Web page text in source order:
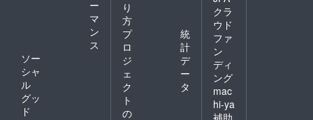
ー
マ
ン
ス
ソー
シャ
ル
グッ
ド
り
方
プ
ロ
ジ
ェ
ク
ト
の
統
計
デ
ー
タ
クラ
ウド
ファ
ン
ディ
ング
mac
hi-ya